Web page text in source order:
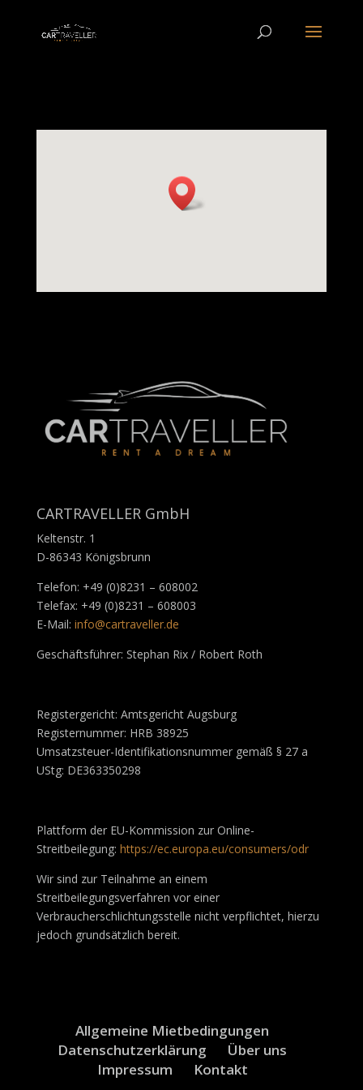
CARTRAVELLER GmbH
Keltenstr. 1
D-86343 Königsbrunn
Telefon: +49 (0)8231 – 608002
Telefax: +49 (0)8231 – 608003
E-Mail: info@cartraveller.de
Geschäftsführer: Stephan Rix / Robert Roth
Registergericht: Amtsgericht Augsburg
Registernummer: HRB 38925
Umsatzsteuer-Identifikationsnummer gemäß § 27 a
UStg: DE363350298
Plattform der EU-Kommission zur Online-
Streitbeilegung: https://ec.europa.eu/consumers/odr
Wir sind zur Teilnahme an einem
Streitbeilegungsverfahren vor einer
Verbraucherschlichtungsstelle nicht verpflichtet, hierzu
jedoch grundsätzlich bereit.
Allgemeine Mietbedingungen
Datenschutzerklärung
Über uns
Impressum
Kontakt